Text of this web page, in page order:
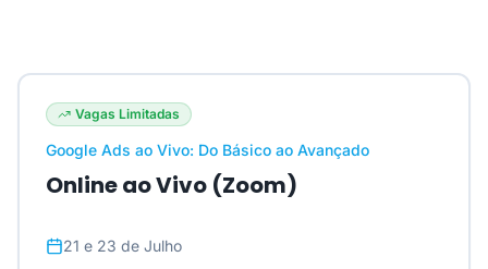
Vagas Limitadas
Google Ads ao Vivo: Do Básico ao Avançado
Online ao Vivo (Zoom)
21 e 23 de Julho